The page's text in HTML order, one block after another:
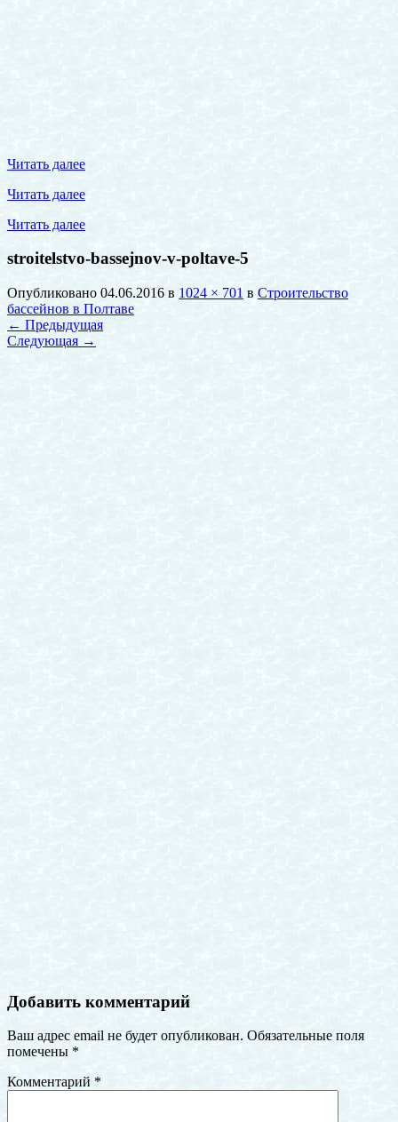
Читать далее
Читать далее
Читать далее
stroitelstvo-bassejnov-v-poltave-5
Опубликовано 04.06.2016 в 1024 × 701 в Строительство
бассейнов в Полтаве
← Предыдущая
Следующая →
Добавить комментарий
Ваш адрес email не будет опубликован. Обязательные поля
помечены *
Комментарий *